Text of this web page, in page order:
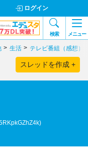
ログイン
検索 メニュー
生活 テレビ番組（感想）
スレッドを作成 +